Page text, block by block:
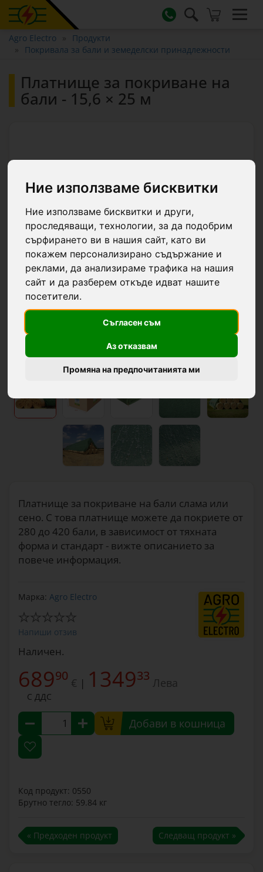
Ние използваме бисквитки
Ние използваме бисквитки и други,
проследяващи, технологии, за да подобрим
сърфирането ви в нашия сайт, като ви
покажем персонализирано съдържание и
реклами, да анализираме трафика на нашия
сайт и да разберем откъде идват нашите
посетители.
Съгласен съм
Аз отказвам
Промяна на предпочитанията ми
Agro Electro
Продукти
Покривала за бали и земеделски принадлежности
Платнище за покриване на
бали - 15,6 × 25 м
Платнище за покриване на бали слама или
сено. С това платнище можете да покриете от
280 до 420 бали, в зависимост от тяхната
форма и стандарт - вижте описанието за
повече информация.
Марка: Agro Electro
Напиши отзив
Наличен.
68990 € | 134933 Лева
С ДДС
Добави в кошница
Код продукт: 0550
Брутно тегло: 59.84 кг
« Предходен продукт Следващ продукт »